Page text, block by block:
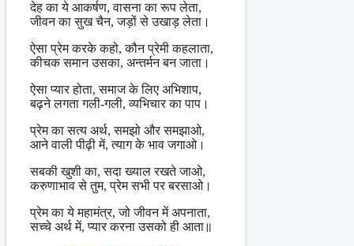
देह का ये आकर्षण, वासना का रूप लेता,
जीवन का सुख चैन, जड़ों से उखाड़ लेता।
ऐसा प्रेम करके कहो, कौन प्रेमी कहलाता,
कीचक समान उसका, अन्तर्मन बन जाता।
ऐसा प्यार होता, समाज के लिए अभिशाप,
बढ़ने लगता गली-गली, व्यभिचार का पाप।
प्रेम का सत्य अर्थ, समझो और समझाओ,
आने वाली पीढ़ी में, त्याग के भाव जगाओ।
सबकी खुशी का, सदा ख्याल रखते जाओ,
करुणाभाव से तुम, प्रेम सभी पर बरसाओ।
प्रेम का ये महामंत्र, जो जीवन में अपनाता,
सच्चे अर्थ में, प्यार करना उसको ही आता॥